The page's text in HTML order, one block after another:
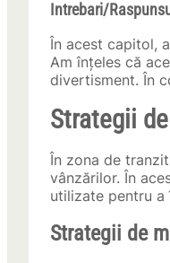
Intrebari/
În acest capitol,
Am înțeles că
divertisment. În
Strategii
În zona de
vânzărilor. În
utilizate pentru
Strategii de